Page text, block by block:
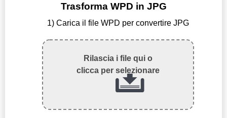
Trasforma WPD in JPG
1) Carica il file WPD per convertire JPG
Rilascia i file qui o
clicca per selezionare